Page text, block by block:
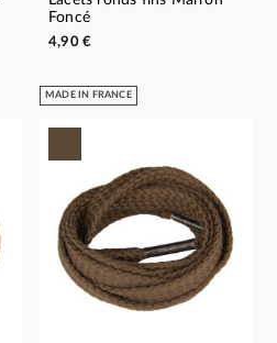
Foncé
4,90 €
MADE IN FRANCE